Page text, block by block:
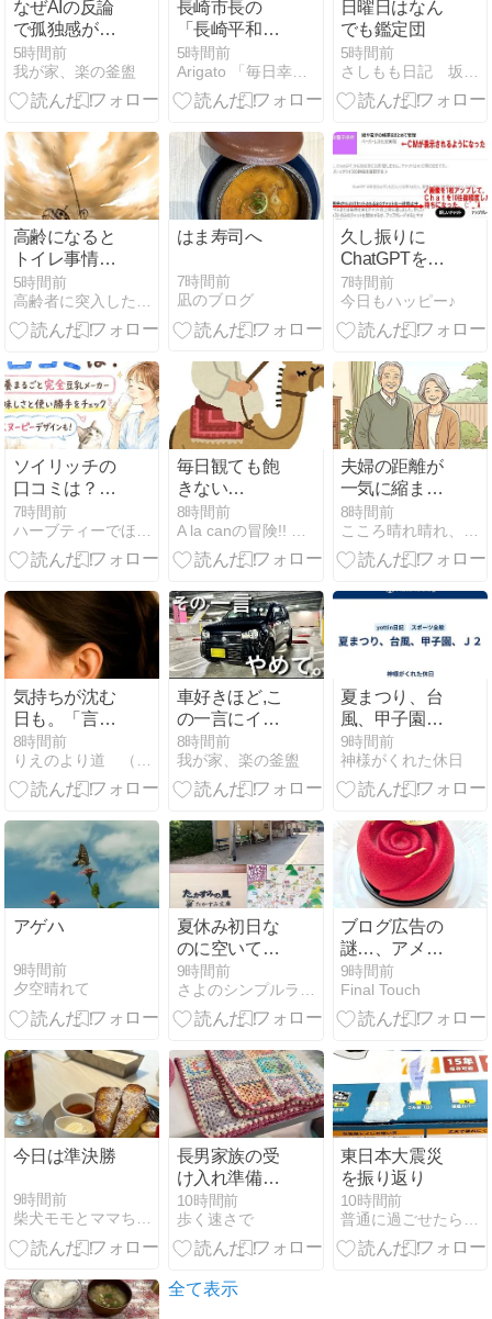
なぜAIの反論
で孤独感が生
じるのか？
5時間前
我が家、楽の釜盥
長崎市長の
「長崎平和宣
言」最後の被
爆地にという
願いと叫び
5時間前
Arigato 「毎日幸せを感じる」懐かしい曲、思い出、終活
日曜日はなん
でも鑑定団
5時間前
高齢になると
トイレ事情で
旅が普通に出
来なくなる。
5時間前
はま寿司へ
7時間前
凪のブログ
久し振りに
ChatGPTを使
ってみた
ら・・・
7時間前
今日もハッピー♪
ソイリッチの
口コミは？限
定スヌーピー
デザインも！
完全豆乳メー
い勝手をチェ
ック
7時間前
毎日観ても飽
きない
VIVANT（実
は内容が覚え
られていない
8時間前
夫婦の距離が
一気に縮まる
5つの会話術
【60代からで
も遅くない】
8時間前
気持ちが沈む
日も。「言
霊」とほんの
少しの勇気
で、残りの人
8時間前
りえのより道 （改題しました）
車好きほど,こ
の一言にイラ
ッとします.. -
YouTube
8時間前
我が家、楽の釜盥
夏まつり、台
風、甲子園、
Ｊ２
9時間前
神様がくれた休日
アゲハ
9時間前
夕空晴れて
夏休み初日な
のに空いてい
た温泉での出
来事
9時間前
さよのシンプルライフブログ
ブログ広告の
謎…、アメブ
ロ（笑）
9時間前
Final Touch
今日は準決勝
9時間前
柴犬モモとママちゃんのシニア日々是好日
長男家族の受
け入れ準備は
無理しない｜
マルチ・カバ
ーが完成
10時間前
歩く速さで
東日本大震災
を振り返り
10時間前
普通に過ごせたら幸せ＊だけど
全て表示